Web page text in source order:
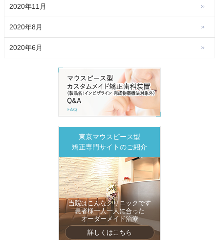
2020年11月
2020年8月
2020年6月
東京マウスピース型
矯正専門サイトのご紹介
当院はこんなクリニックです
患者様一人一人に合った
オーダーメイド治療
詳しくはこちら